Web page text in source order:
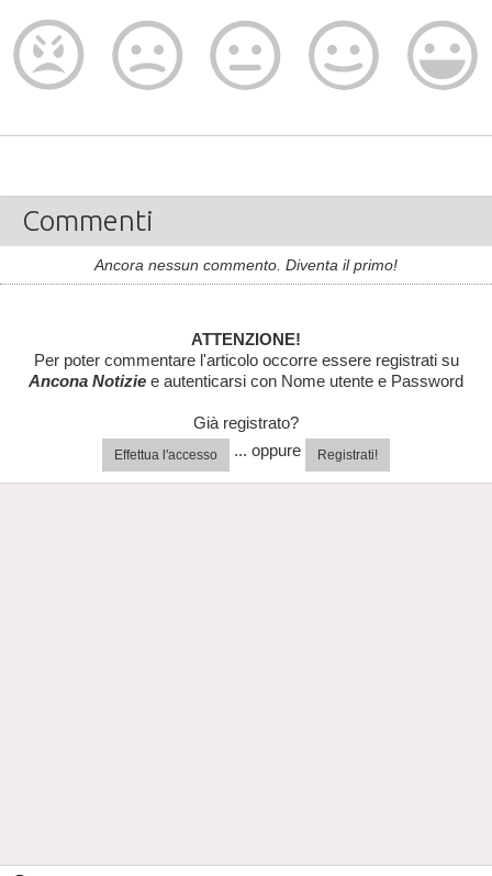
Commenti
Ancora nessun commento. Diventa il primo!
ATTENZIONE!
Per poter commentare l'articolo occorre essere registrati su
Ancona Notizie e autenticarsi con Nome utente e Password
Già registrato?
Effettua l'accesso ... oppure Registrati!